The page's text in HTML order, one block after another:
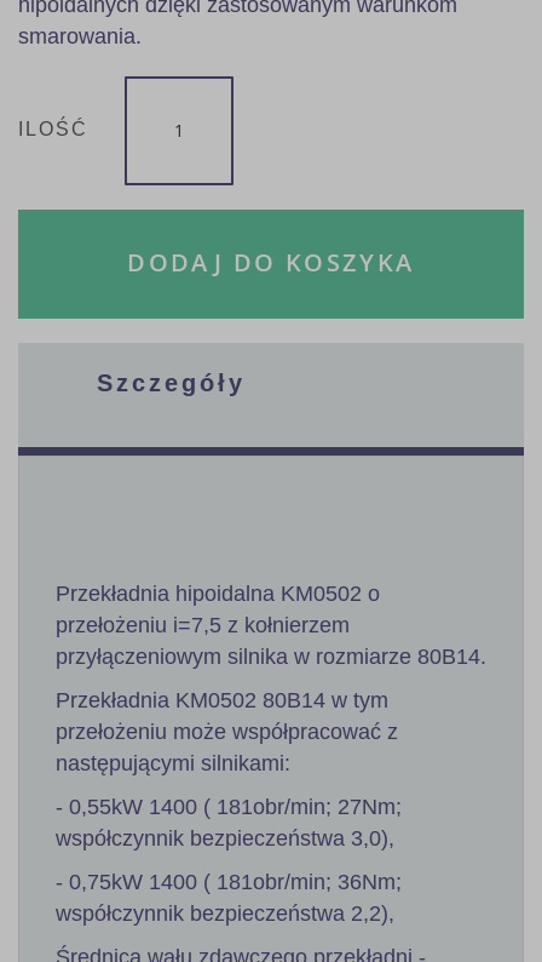
smarowania.
ILOŚĆ
DODAJ DO KOSZYKA
Szczegóły
Przekładnia hipoidalna KM0502 o
przełożeniu i=7,5 z kołnierzem
przyłączeniowym silnika w rozmiarze 80B14.
Przekładnia KM0502 80B14 w tym
przełożeniu może współpracować z
następującymi silnikami:
- 0,55kW 1400 ( 181obr/min; 27Nm;
współczynnik bezpieczeństwa 3,0),
- 0,75kW 1400 ( 181obr/min; 36Nm;
współczynnik bezpieczeństwa 2,2),
Średnica wału zdawczego przekładni -